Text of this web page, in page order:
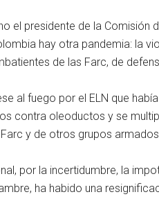
el presidente de la Comisión
hay otra pandemia: la
de las Farc, de
al fuego por el ELN que
contra oleoductos y se
y de otros grupos
por la incertidumbre, la
ha habido una